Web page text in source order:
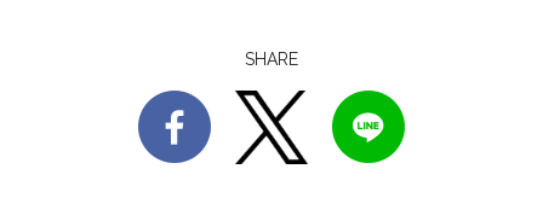
SHARE